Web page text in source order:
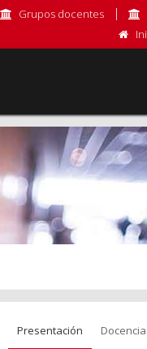
Grupos docentes
Presentación Docencia